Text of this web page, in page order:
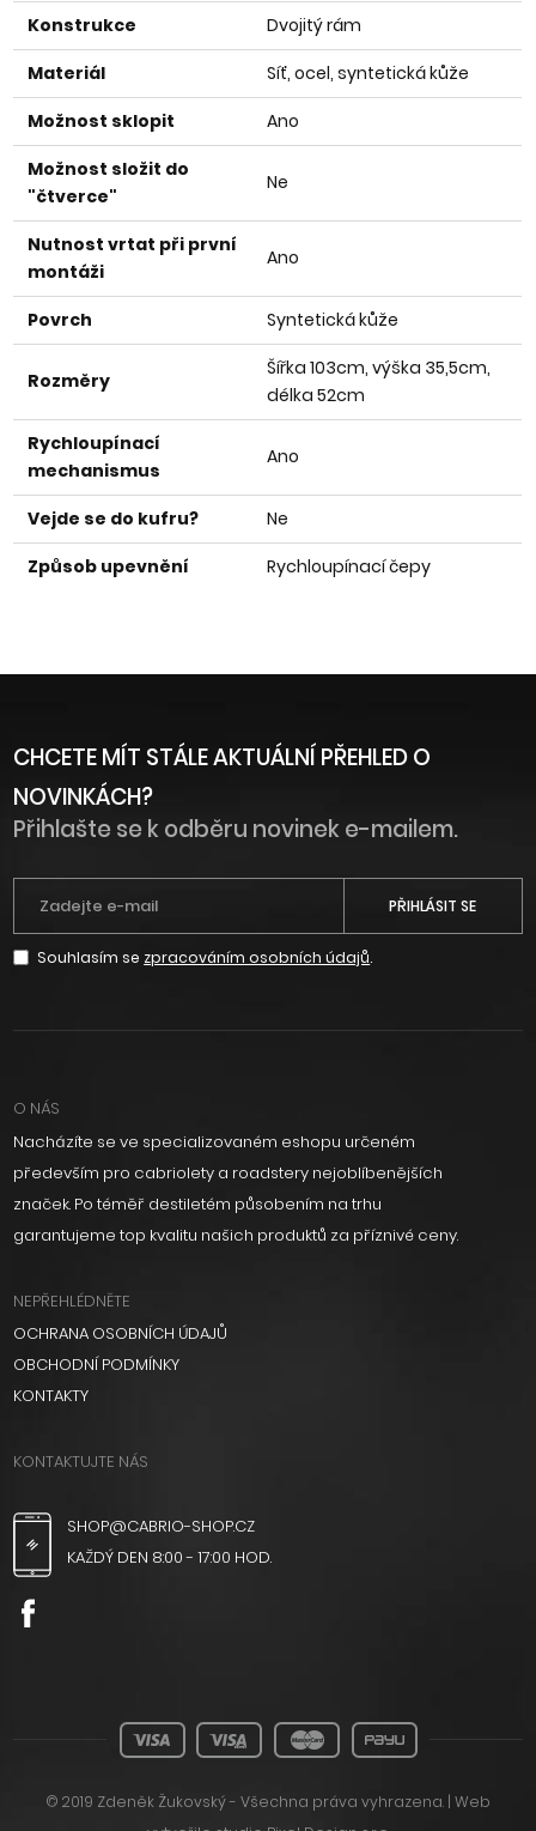
Konstrukce
Dvojitý rám
Materiál
Síť, ocel, syntetická kůže
Možnost sklopit
Ano
Možnost složit do
"čtverce"
Ne
Nutnost vrtat při první
montáži
Ano
Povrch Syntetická kůže
Rozměry
Šířka 103cm, výška 35,5cm,
délka 52cm
Rychloupínací
mechanismus
Ano
Vejde se do kufru?
Ne
Způsob upevnění
Rychloupínací čepy
CHCETE MÍT STÁLE AKTUÁLNÍ PŘEHLED O
NOVINKÁCH?
Přihlašte se k odběru novinek e-mailem.
PŘIHLÁSIT SE
Souhlasím se zpracováním osobních údajů.
O NÁS
Nacházíte se ve specializovaném eshopu určeném
především pro cabriolety a roadstery nejoblíbenějších
značek. Po téměř destiletém působením na trhu
garantujeme top kvalitu našich produktů za příznivé ceny.
NEPŘEHLÉDNĚTE
OCHRANA OSOBNÍCH ÚDAJŮ
OBCHODNÍ PODMÍNKY
KONTAKTY
KONTAKTUJTE NÁS
SHOP@CABRIO-SHOP.CZ
KAŽDÝ DEN 8:00 - 17:00 HOD.
© 2019 Zdeněk Žukovský - Všechna práva vyhrazena. | Web